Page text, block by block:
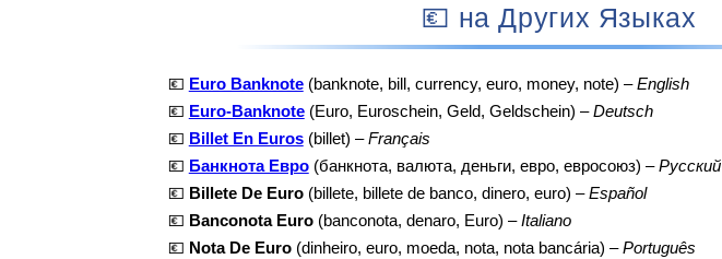
💶 на Других Языках
💶 Euro Banknote(banknote, bill, currency, euro, money, note) –English
💶 Euro-Banknote(Euro, Euroschein, Geld, Geldschein) –Deutsch
💶 Billet En Euros(billet) –Français
💶 Банкнота Евро(банкнота, валюта, деньги, евро, евросоюз) –Русский
💶 Billete De Euro(billete, billete de banco, dinero, euro) –Español
💶 Banconota Euro(banconota, denaro, Euro) –Italiano
💶 Nota De Euro(dinheiro, euro, moeda, nota, nota bancária) –Português